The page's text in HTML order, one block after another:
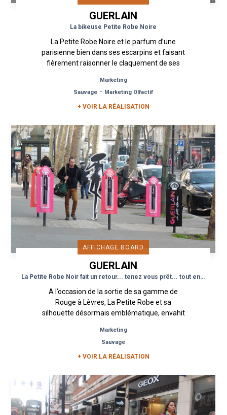
GUERLAIN
La bikeuse Petite Robe Noire
La Petite Robe Noire et le parfum d’une
parisienne bien dans ses escarpins et faisant
fièrement raisonner le claquement de ses
Marketing
Sauvage - Marketing Olfactif
+ VOIR LA RÉALISATION
AFFICHAGE BOARD
GUERLAIN
La Petite Robe Noir fait un retour... tenez vous prêt... tout en couleur!
A l’occasion de la sortie de sa gamme de
Rouge à Lèvres, La Petite Robe et sa
silhouette désormais emblématique, envahit
Marketing
Sauvage
+ VOIR LA RÉALISATION